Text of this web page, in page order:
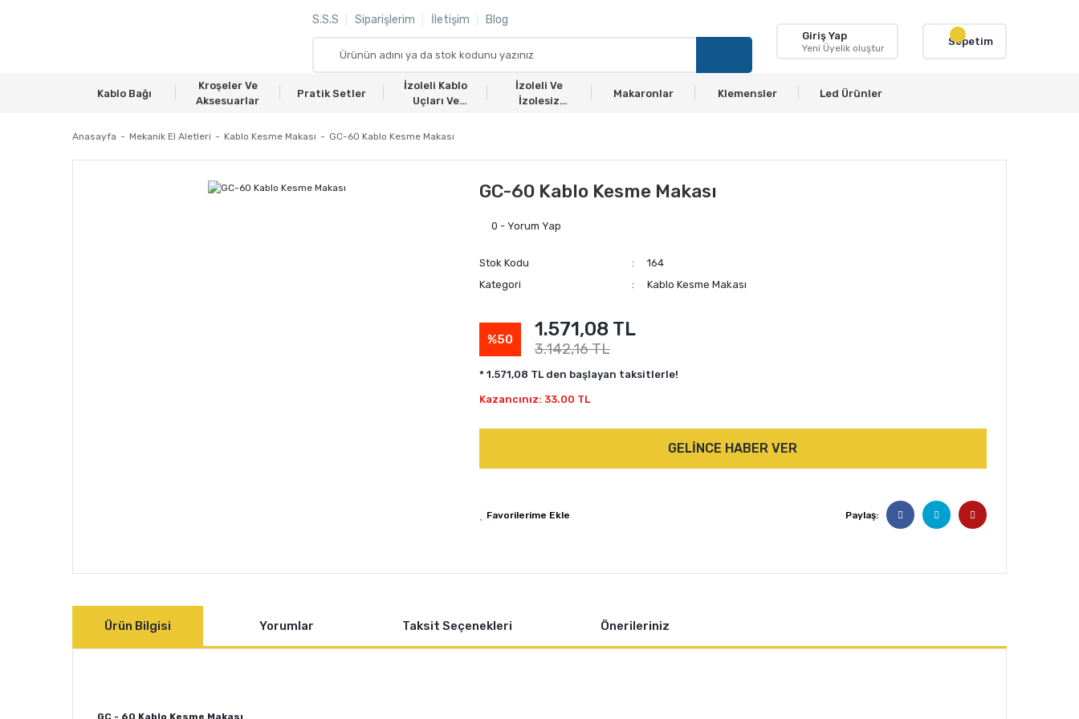
S.S.S Siparişlerim İletişim Blog
Giriş Yap
Yeni Üyelik oluştur
Sepetim
Kablo Bağı
Kroşeler Ve
Aksesuarlar
Pratik Setler
İzoleli Kablo
Uçları Ve
İzoleli Ve
İzolesiz
Makaronlar Klemensler Led Ürünler
Anasayfa Mekanik El Aletleri Kablo Kesme Makası GC-60 Kablo Kesme Makası
GC-60 Kablo Kesme Makası
0 - Yorum Yap
Stok Kodu
164
Kategori
Kablo Kesme Makası
%50 1.571,08 TL
3.142,16 TL
* 1.571,08 TL den başlayan taksitlerle!
Kazancınız: 33.00 TL
GELİNCE HABER VER
Paylaş:
Ürün Bilgisi Yorumlar Taksit Seçenekleri Önerileriniz
GC - 60 Kablo Kesme Makası